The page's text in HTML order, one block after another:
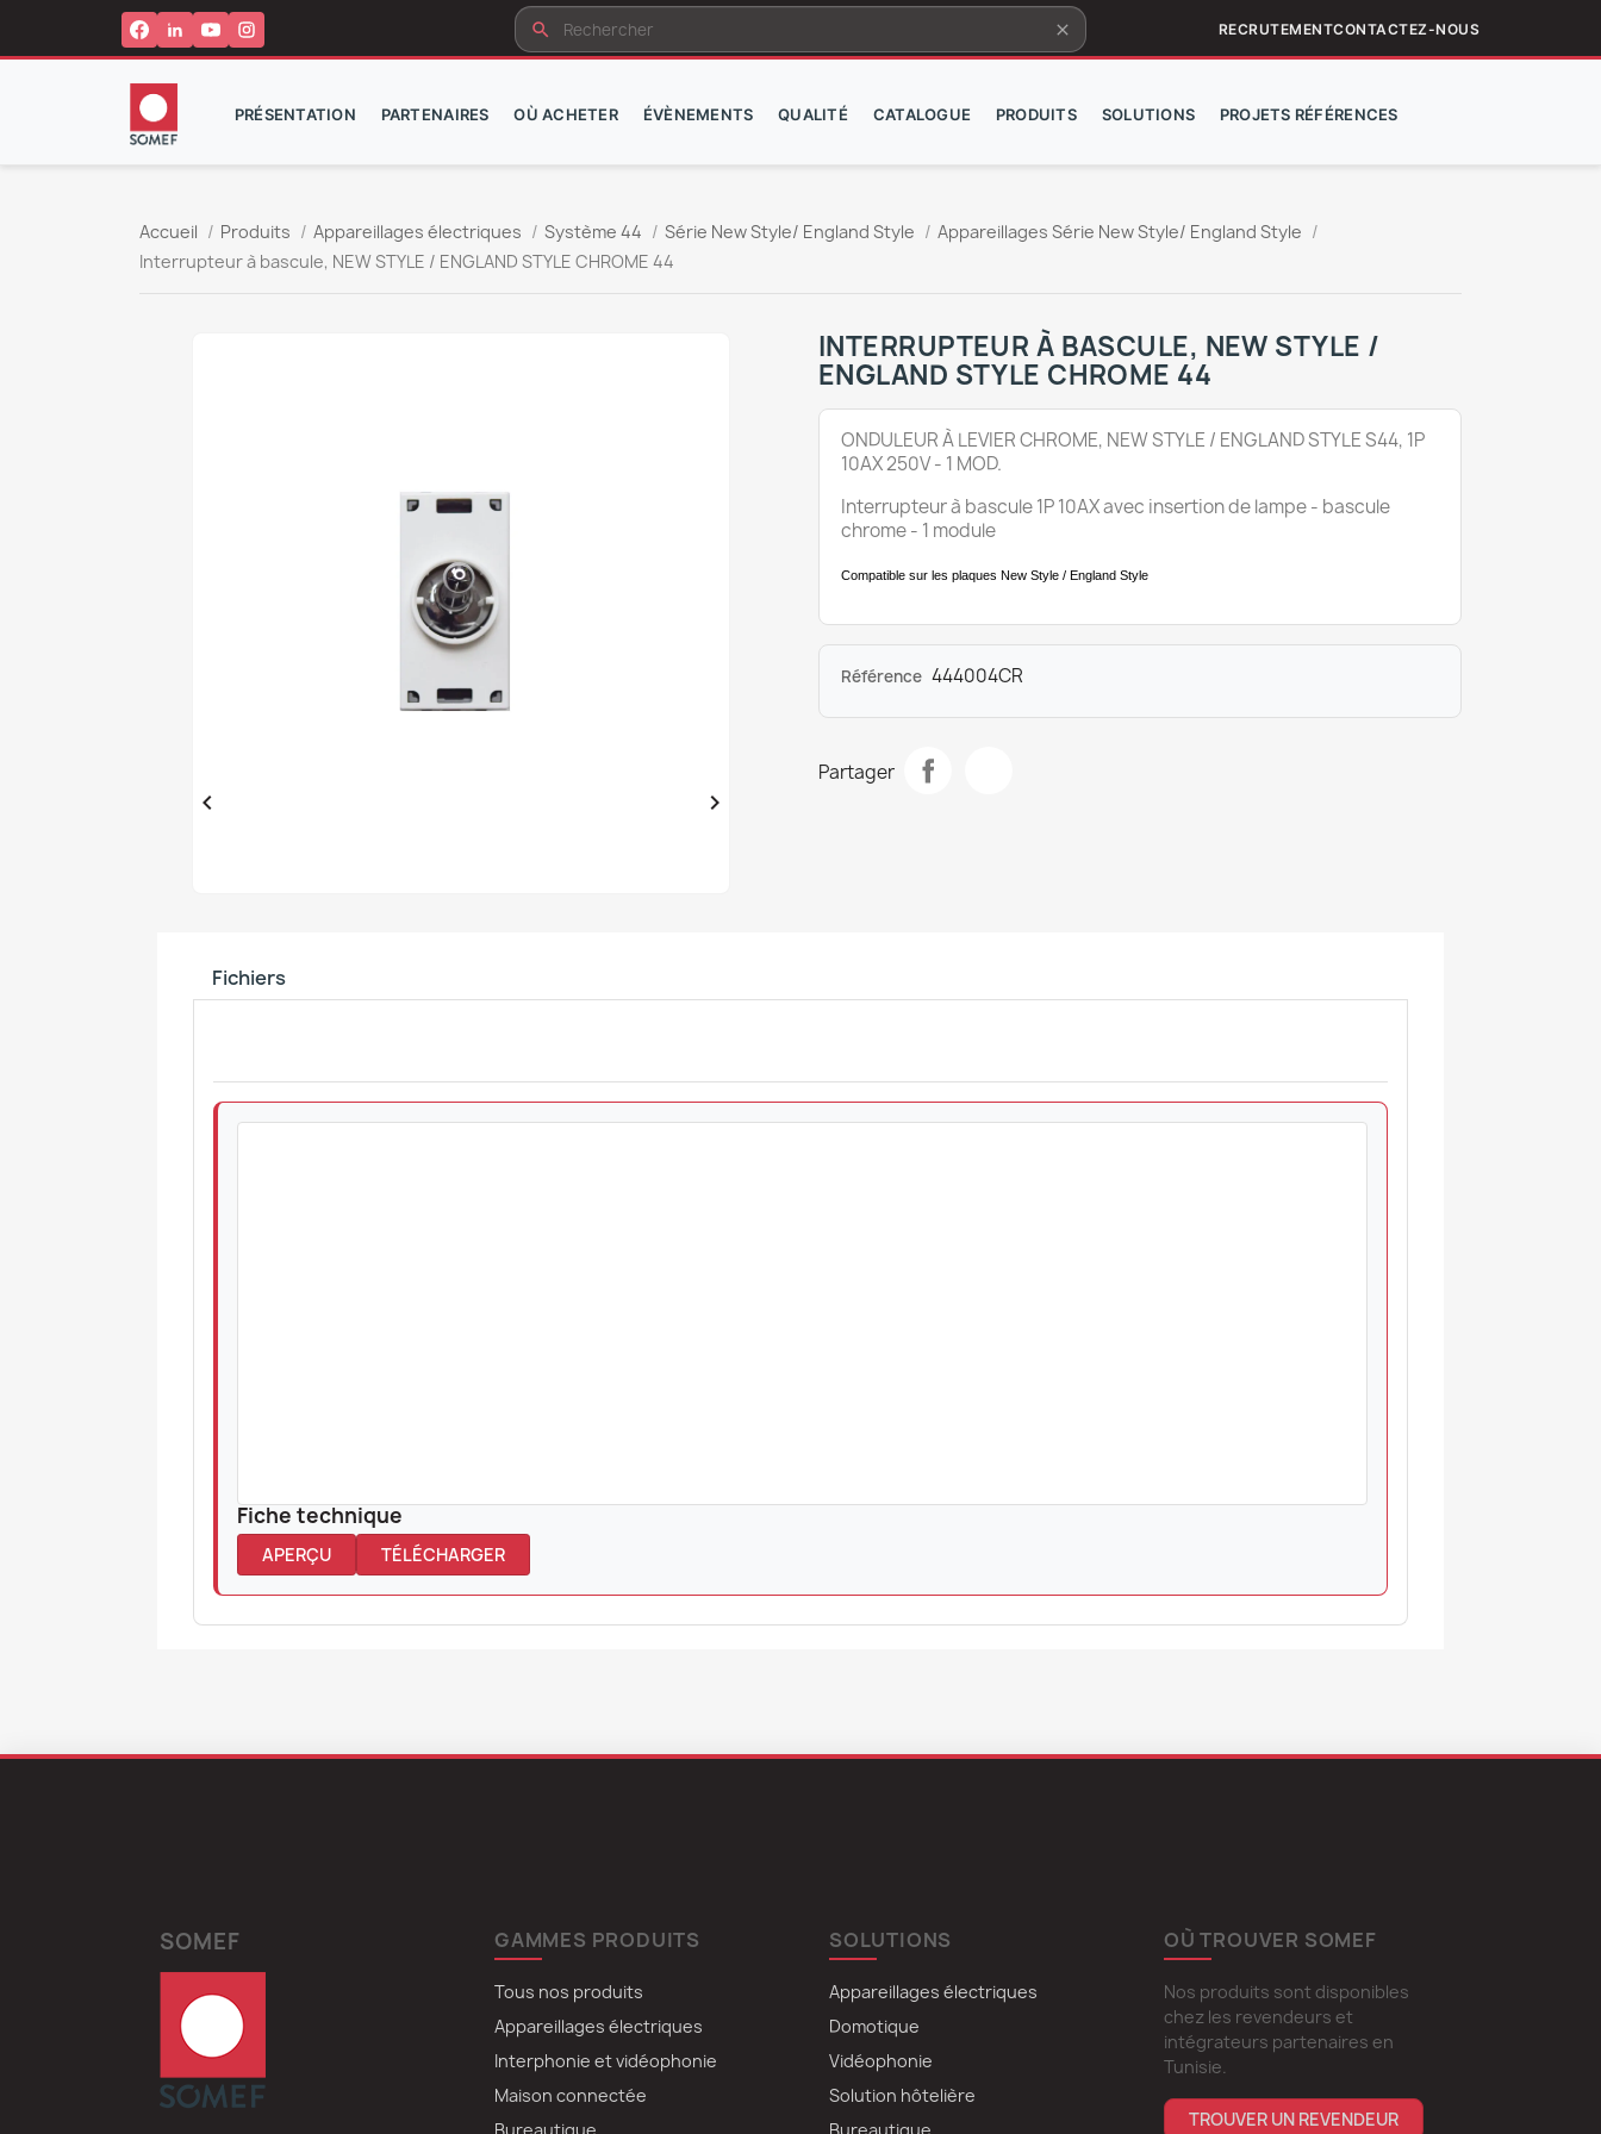
search clear RECRUTEMENTCONTACTEZ-NOUS
PRÉSENTATION PARTENAIRES OÙ ACHETER ÉVÈNEMENTS QUALITÉ CATALOGUE PRODUITS SOLUTIONS PROJETS RÉFÉRENCES
Accueil Produits Appareillages électriques Système 44 Série New Style/ England Style
Appareillages Série New Style/ England Style
Interrupteur à bascule, NEW STYLE / ENGLAND STYLE CHROME 44
 
INTERRUPTEUR À BASCULE, NEW STYLE /
ENGLAND STYLE CHROME 44
ONDULEUR À LEVIER CHROME, NEW STYLE / ENGLAND STYLES44, 1P
10AX 250V - 1 MOD.
Interrupteur à bascule 1P 10AX avec insertion de lampe - bascule
chrome - 1 module
Compatible sur les plaques New Style / England Style
Référence 444004CR
Partager
Fichiers
Fiche technique
APERÇU TÉLÉCHARGER
SOMEF GAMMES PRODUITS
Tous nos produits
Appareillages électriques
Interphonie et vidéophonie
Maison connectée
Bureautique
SOLUTIONS
Appareillages électriques
Domotique
Vidéophonie
Solution hôtelière
Bureautique
OÙ TROUVER SOMEF
Nos produits sont disponibles
chez les revendeurs et
intégrateurs partenaires en
Tunisie.
TROUVER UN REVENDEUR